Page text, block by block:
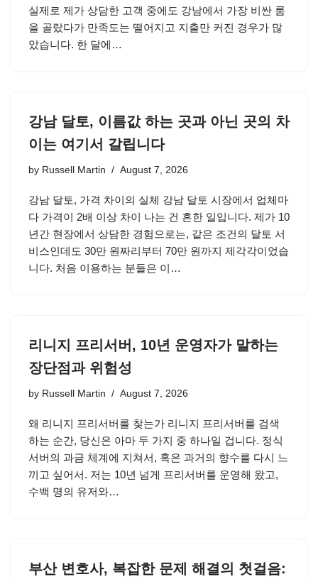
실제로 제가 상담한 고객 중에도 강남에서 가장 비싼 룸
을 골랐다가 만족도는 떨어지고 지출만 커진 경우가 많
았습니다. 한 달에…
강남 달토, 이름값 하는 곳과 아닌 곳의 차
이는 여기서 갈립니다
by Russell Martin August 7, 2026
강남 달토, 가격 차이의 실체 강남 달토 시장에서 업체마
다 가격이 2배 이상 차이 나는 건 흔한 일입니다. 제가 10
년간 현장에서 상담한 경험으로는, 같은 조건의 달토 서
비스인데도 30만 원짜리부터 70만 원까지 제각각이었습
니다. 처음 이용하는 분들은 이…
리니지 프리서버, 10년 운영자가 말하는
장단점과 위험성
by Russell Martin August 7, 2026
왜 리니지 프리서버를 찾는가 리니지 프리서버를 검색
하는 순간, 당신은 아마 두 가지 중 하나일 겁니다. 정식
서버의 과금 체계에 지쳐서, 혹은 과거의 향수를 다시 느
끼고 싶어서. 저는 10년 넘게 프리서버를 운영해 왔고,
수백 명의 유저와…
부산 변호사, 복잡한 문제 해결의 첫걸음: